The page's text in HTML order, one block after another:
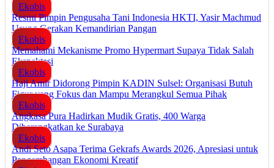
Ekobis
Resmi Pimpin Pengusaha Tani Indonesia HKTI, Yasir Machmud
Usung Gerakan Kemandirian Pangan
Ekobis
Memahami Mekanisme Promo Hypermart Supaya Tidak Salah
Ekspektasi
Ekobis
Haji Amir Didorong Pimpin KADIN Sulsel: Organisasi Butuh
Figur yang Fokus dan Mampu Merangkul Semua Pihak
Ekobis
Angkasa Pura Hadirkan Mudik Gratis, 400 Warga
Diberangkatkan ke Surabaya
Ekobis
Andi Seto Asapa Terima Gekrafs Awards 2026, Apresiasi untuk
Pengembangan Ekonomi Kreatif